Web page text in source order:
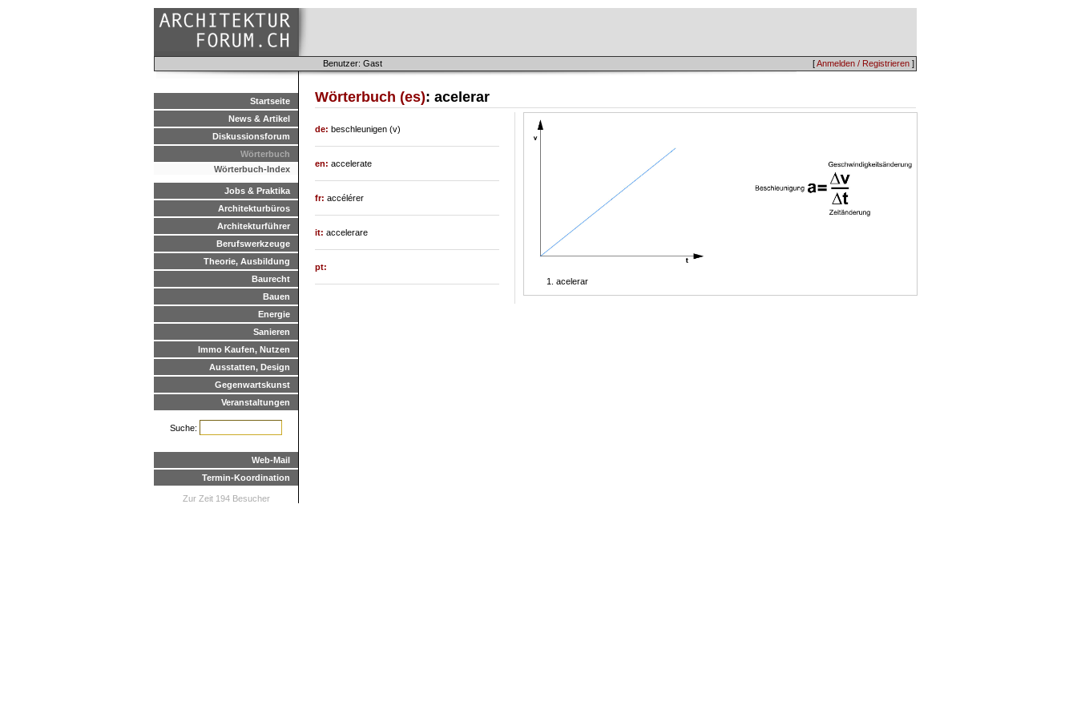
[Anmelden / Registrieren ]
Benutzer: Gast
Startseite
News & Artikel
Diskussionsforum
Wörterbuch
Wörterbuch-Index
Jobs & Praktika
Architekturbüros
Architekturführer
Berufswerkzeuge
Theorie, Ausbildung
Baurecht
Bauen
Energie
Sanieren
Immo Kaufen, Nutzen
Ausstatten, Design
Gegenwartskunst
Veranstaltungen
Suche:
Web-Mail
Termin-Koordination
Zur Zeit 194 Besucher
Wörterbuch (es): acelerar
acelerar
de: beschleunigen (v)
en: accelerate
fr: accélérer
it: accelerare
pt: